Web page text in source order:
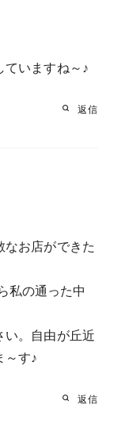
ていますね～♪
返信
なお店ができた
私の通った中
い。自由が丘近
～す♪
返信